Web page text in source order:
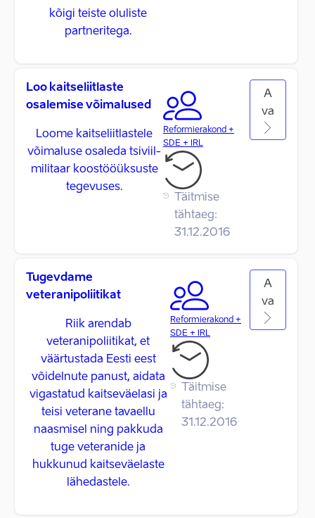
kõigi teiste oluliste
partneritega.
Loo kaitseliitlaste
osalemise võimalused
Loome kaitseliitlastele
võimaluse osaleda tsiviil-
militaar koostööüksuste
tegevuses.
Reformierakond +
SDE + IRL
Täitmise
tähtaeg:
31.12.2016
A
va
Tugevdame
veteranipoliitikat
Riik arendab
veteranipoliitikat, et
väärtustada Eesti eest
võidelnute panust, aidata
vigastatud kaitseväelasi ja
teisi veterane tavaellu
naasmisel ning pakkuda
tuge veteranide ja
hukkunud kaitseväelaste
lähedastele.
Reformierakond +
SDE + IRL
Täitmise
tähtaeg:
31.12.2016
A
va